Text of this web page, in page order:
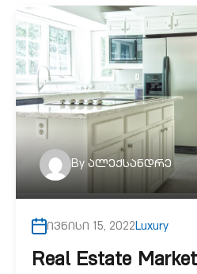
By ალექსანდრე
ივნისი 15, 2022Luxury
Real Estate